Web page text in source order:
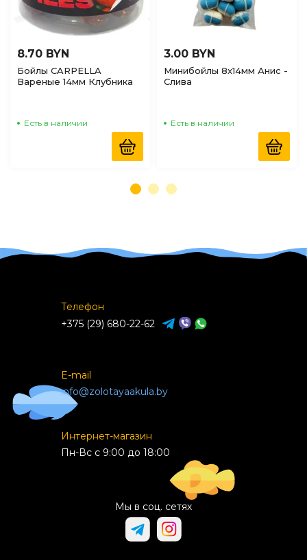
8.70 BYN
Бойлы CARPELLA
Вареные 14мм Клубника
Есть в наличии
3.00 BYN
Минибойлы 8х14мм Анис -
Слива
Есть в наличии
Телефон
+375 (29) 680-22-62
E-mail
info@zolotayaakula.by
Интернет-магазин
Пн-Вс с 9:00 до 18:00
Мы в соц. сетях